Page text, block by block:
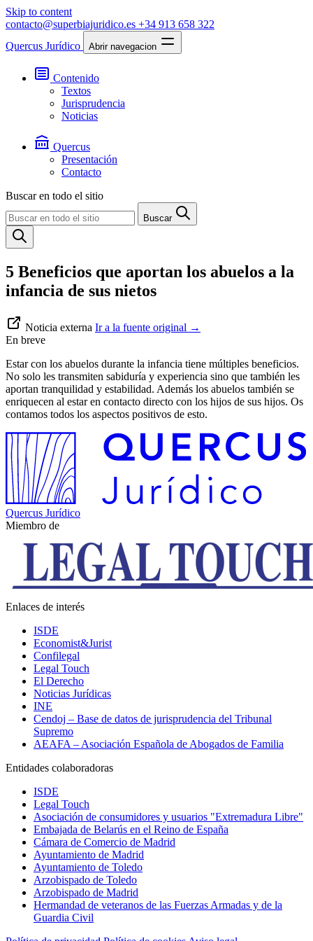
Skip to content
contacto@superbiajuridico.es +34 913 658 322
Quercus Jurídico
Abrir navegacion
Contenido
Textos
Jurisprudencia
Noticias
Quercus
Presentación
Contacto
Buscar en todo el sitio
Buscar
5 Beneficios que aportan los abuelos a la
infancia de sus nietos
Noticia externa Ir a la fuente original →
En breve
Estar con los abuelos durante la infancia tiene múltiples beneficios.
No solo les transmiten sabiduría y experiencia sino que también les
aportan tranquilidad y estabilidad. Además los abuelos también se
enriquecen al estar en contacto directo con los hijos de sus hijos. Os
contamos todos los aspectos positivos de esto.
Quercus Jurídico
Miembro de
Enlaces de interés
ISDE
Economist&Jurist
Confilegal
Legal Touch
El Derecho
Noticias Jurídicas
INE
Cendoj – Base de datos de jurisprudencia del Tribunal
Supremo
AEAFA – Asociación Española de Abogados de Familia
Entidades colaboradoras
ISDE
Legal Touch
Asociación de consumidores y usuarios "Extremadura Libre"
Embajada de Belarús en el Reino de España
Cámara de Comercio de Madrid
Ayuntamiento de Madrid
Ayuntamiento de Toledo
Arzobispado de Toledo
Arzobispado de Madrid
Hermandad de veteranos de las Fuerzas Armadas y de la
Guardia Civil